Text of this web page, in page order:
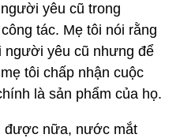
yêu cũ trong
tác. Mẹ tôi nói rằng
người yêu cũ nhưng để
tôi chấp nhận cuộc
là sản phẩm của họ.
được nữa, nước mắt